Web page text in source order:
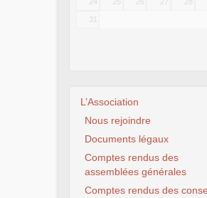
31
L’Association
Nous rejoindre
Documents légaux
Comptes rendus des
assemblées générales
Comptes rendus des